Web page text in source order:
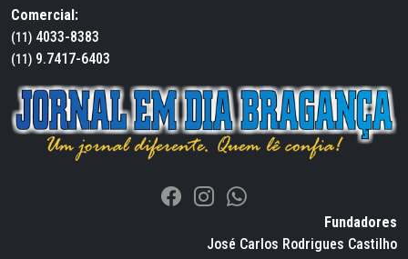
Comercial:
(11) 4033-8383
(11) 9.7417-6403
Fundadores
José Carlos Rodrigues Castilho